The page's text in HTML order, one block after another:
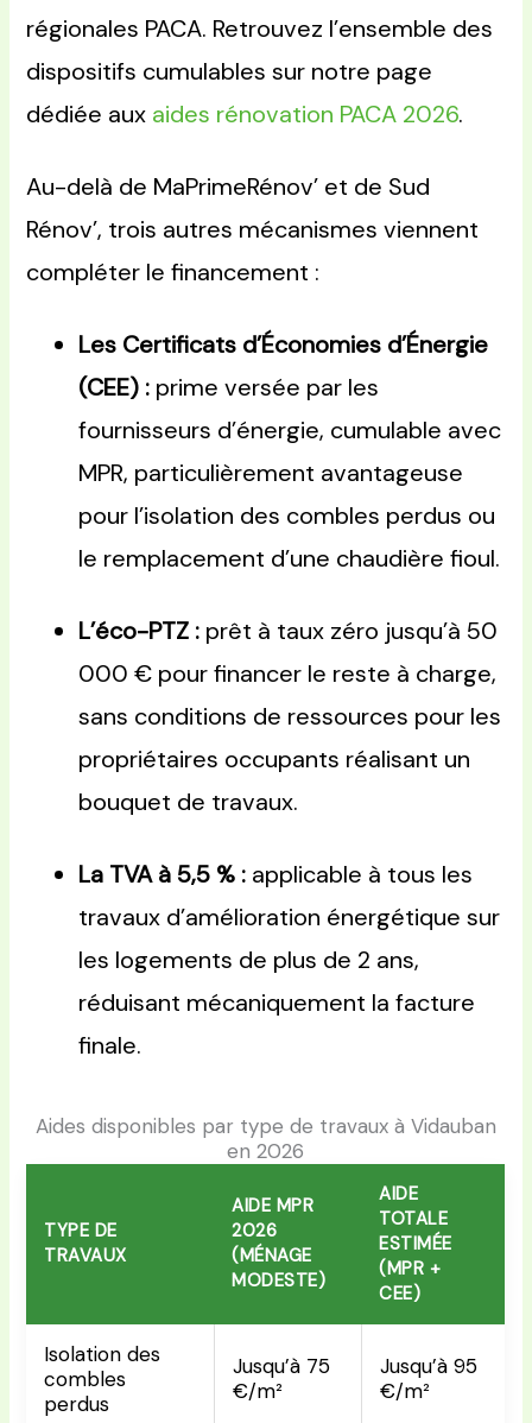
régionales PACA. Retrouvez l’ensemble des
dispositifs cumulables sur notre page
dédiée aux aides rénovation PACA 2026.
Au-delà de MaPrimeRénov’ et de Sud
Rénov’, trois autres mécanismes viennent
compléter le financement :
Les Certificats d’Économies d’Énergie
(CEE) : prime versée par les
fournisseurs d’énergie, cumulable avec
MPR, particulièrement avantageuse
pour l’isolation des combles perdus ou
le remplacement d’une chaudière fioul.
L’éco-PTZ : prêt à taux zéro jusqu’à 50
000 € pour financer le reste à charge,
sans conditions de ressources pour les
propriétaires occupants réalisant un
bouquet de travaux.
La TVA à 5,5 % : applicable à tous les
travaux d’amélioration énergétique sur
les logements de plus de 2 ans,
réduisant mécaniquement la facture
finale.
Aides disponibles par type de travaux à Vidauban
en 2026
TYPE DE
TRAVAUX
AIDE MPR
2026
(MÉNAGE
MODESTE)
AIDE
TOTALE
ESTIMÉE
(MPR +
CEE)
Isolation des
combles
perdus
Jusqu’à 75
€/m²
Jusqu’à 95
€/m²